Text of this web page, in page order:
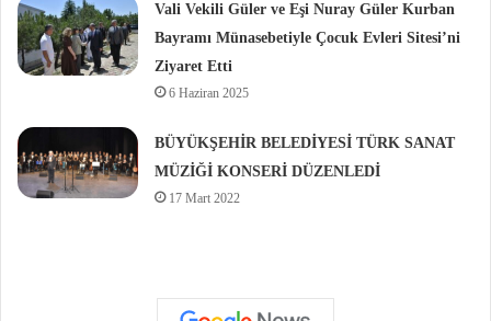
Vali Vekili Güler ve Eşi Nuray Güler Kurban
Bayramı Münasebetiyle Çocuk Evleri Sitesi’ni
Ziyaret Etti
6 Haziran 2025
BÜYÜKŞEHİR BELEDİYESİ TÜRK SANAT
MÜZİĞİ KONSERİ DÜZENLEDİ
17 Mart 2022